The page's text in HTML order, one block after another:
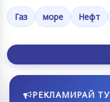
Газ море Нефт
РЕКЛАМИРАЙ